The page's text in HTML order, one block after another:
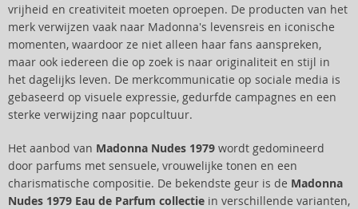
vrijheid en creativiteit moeten oproepen. De producten van het
merk verwijzen vaak naar Madonna's levensreis en iconische
momenten, waardoor ze niet alleen haar fans aanspreken,
maar ook iedereen die op zoek is naar originaliteit en stijl in
het dagelijks leven. De merkcommunicatie op sociale media is
gebaseerd op visuele expressie, gedurfde campagnes en een
sterke verwijzing naar popcultuur.
Het aanbod van Madonna Nudes 1979 wordt gedomineerd
door parfums met sensuele, vrouwelijke tonen en een
charismatische compositie. De bekendste geur is de Madonna
Nudes 1979 Eau de Parfum collectie in verschillende varianten,